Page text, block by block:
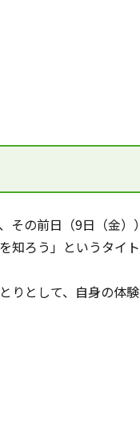
その前日（9日（金
知ろう」というタイ
りとして、自身の体